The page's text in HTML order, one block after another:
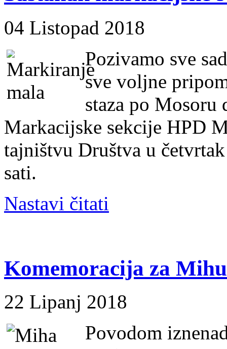
04 Listopad 2018
Pozivamo sve
sve voljne
staza po Mosoru
Markacijske sekcije HPD
tajništvu Društva u
sati.
Nastavi čitati
Komemoracija za Mihu
22 Lipanj 2018
Povodom